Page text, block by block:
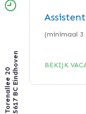
Torenallee 205617 BC Eindhoven
(minimaal 3
BEKIJK